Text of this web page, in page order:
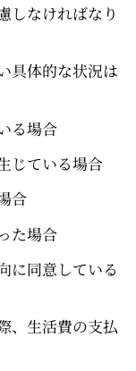
しなければなり
具体的な状況は
る場合
じている場合
合
た場合
に同意している
、生活費の支払